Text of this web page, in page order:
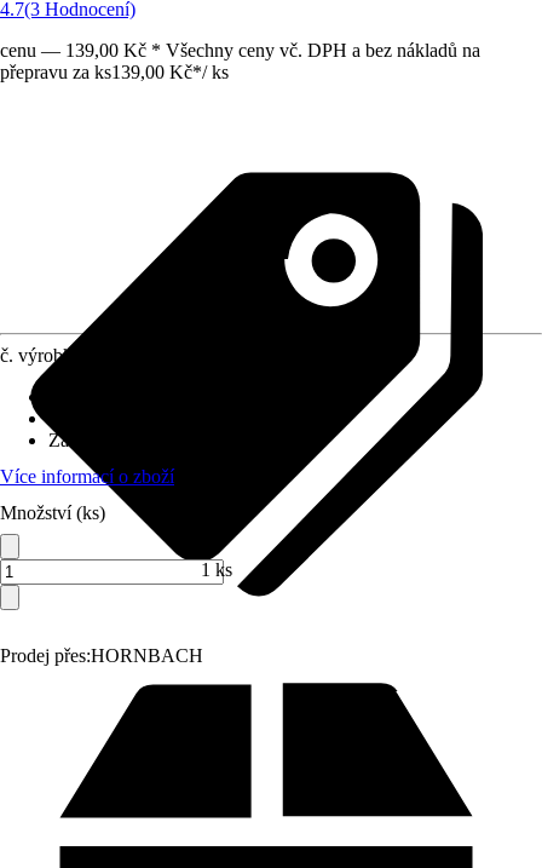
4.7(3 Hodnocení)
cenu — 139,00 Kč * Všechny ceny vč. DPH a bez nákladů na
přepravu za ks139,00 Kč*/ ks
Prodej přes:HORNBACH
č. výrobku
Základní barva
Více informací o zboží
Množství (ks)
1 ks